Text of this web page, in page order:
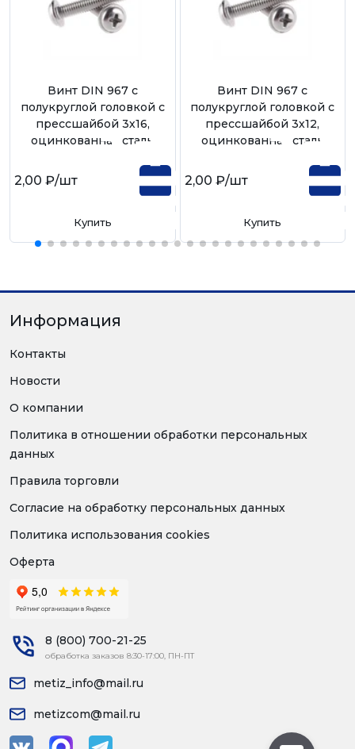
Винт DIN 967 с
полукруглой головкой с
прессшайбой 3х16,
оцинкованная сталь
2,00 ₽/шт
Купить
Винт DIN 967 с
полукруглой головкой с
прессшайбой 3х12,
оцинкованная сталь
2,00 ₽/шт
Купить
Информация
Контакты
Новости
О компании
Политика в отношении обработки персональных
данных
Правила торговли
Согласие на обработку персональных данных
Политика использования cookies
Оферта
8 (800) 700-21-25
обработка заказов 8:30-17:00, ПН-ПТ
metiz_info@mail.ru
metizcom@mail.ru